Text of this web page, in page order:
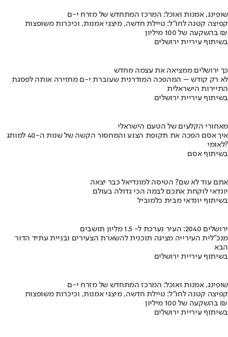
שופינג, אמנות ואוכל: המרכז המתחדש של מזרח י-ם
קפיצה קטנה לחו"ל: טיילת חדשה, מיצגי אמנות, וכיכרות משופצות
בהשקעה של 100 מיליון ₪
בשיתוף עיריית ירושלים
כך ירושלים ממציאה את עצמה מחדש
לא רק קודש – המהפכה המודרנית שעוברת י-ם מחזירה אותה לפסגת
התיירות הישראלית
בשיתוף עיריית ירושלים
מאחורי הקלעים של הטעם הישראלי
איך אסם הפכה את תקופת הצנע והמחסור הקשה של שנות ה-40 למותג
לאומי?
בשיתוף אסם
אתם עוד לא שם? הטיסה למונדיאל כבר יצאה
יונדאי לוקחת אתכם לבמה הכי גדולה בעולם
בשיתוף יונדאי מבית כלמוביל
ירושלים 2040: העיר נערכת ל- 1.5 מליון תושבים
מנכ"לית העירייה מציגה תוכנית להשארת הצעירים ובניית עתיד הדור
הבא
בשיתוף עיריית ירושלים
שופינג, אמנות ואוכל: המרכז המתחדש של מזרח י-ם
קפיצה קטנה לחו"ל: טיילת חדשה, מיצגי אמנות, וכיכרות משופצות
בהשקעה של 100 מיליון ₪
בשיתוף עיריית ירושלים